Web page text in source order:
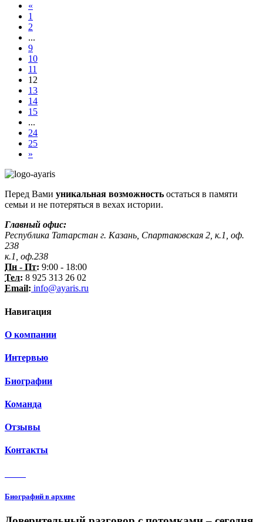
«
1
2
...
9
10
11
12
13
14
15
...
24
25
»
Перед Вами уникальная возможность остаться в памяти
семьи и не потеряться в вехах истории.
Главный офис:
Республика Татарстан г. Казань, Спартаковская 2, к.1, оф.
238
к.1, оф.238
Пн - Пт: 9:00 - 18:00
Тел: 8 925 313 26 02
Email: info@ayaris.ru
Навигация
О компании
Интервью
Биографии
Команда
Отзывы
Контакты
Биографий в архиве